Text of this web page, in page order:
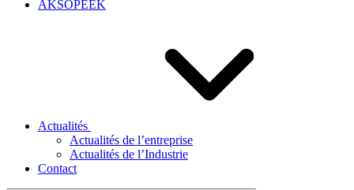
AKSOPEEK
Actualités
Actualités de l’entreprise
Actualités de l’Industrie
Contact